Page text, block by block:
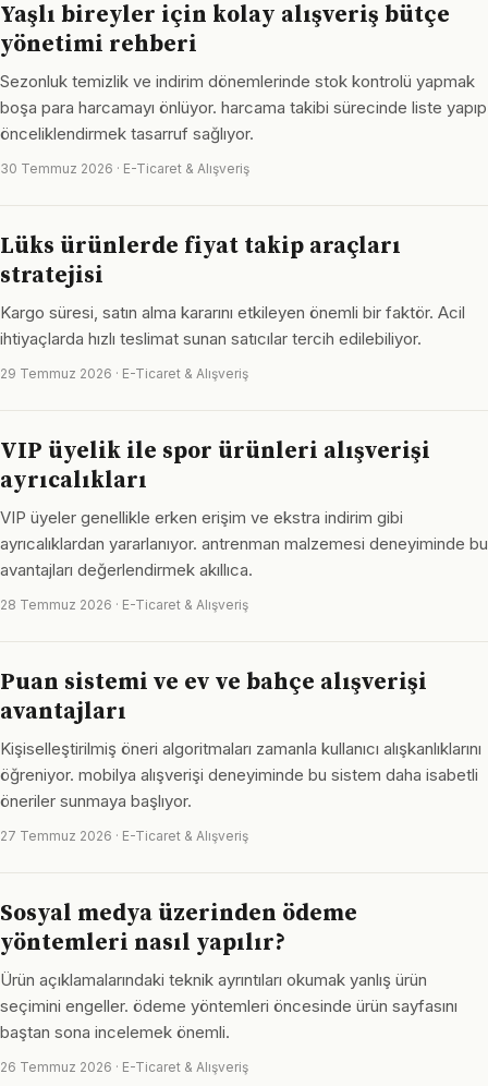
Yaşlı bireyler için kolay alışveriş bütçe
yönetimi rehberi
Sezonluk temizlik ve indirim dönemlerinde stok kontrolü yapmak
boşa para harcamayı önlüyor. harcama takibi sürecinde liste yapıp
önceliklendirmek tasarruf sağlıyor.
30 Temmuz 2026 · E-Ticaret & Alışveriş
Lüks ürünlerde fiyat takip araçları
stratejisi
Kargo süresi, satın alma kararını etkileyen önemli bir faktör. Acil
ihtiyaçlarda hızlı teslimat sunan satıcılar tercih edilebiliyor.
29 Temmuz 2026 · E-Ticaret & Alışveriş
VIP üyelik ile spor ürünleri alışverişi
ayrıcalıkları
VIP üyeler genellikle erken erişim ve ekstra indirim gibi
ayrıcalıklardan yararlanıyor. antrenman malzemesi deneyiminde bu
avantajları değerlendirmek akıllıca.
28 Temmuz 2026 · E-Ticaret & Alışveriş
Puan sistemi ve ev ve bahçe alışverişi
avantajları
Kişiselleştirilmiş öneri algoritmaları zamanla kullanıcı alışkanlıklarını
öğreniyor. mobilya alışverişi deneyiminde bu sistem daha isabetli
öneriler sunmaya başlıyor.
27 Temmuz 2026 · E-Ticaret & Alışveriş
Sosyal medya üzerinden ödeme
yöntemleri nasıl yapılır?
Ürün açıklamalarındaki teknik ayrıntıları okumak yanlış ürün
seçimini engeller. ödeme yöntemleri öncesinde ürün sayfasını
baştan sona incelemek önemli.
26 Temmuz 2026 · E-Ticaret & Alışveriş